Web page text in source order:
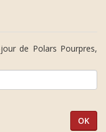
de Polars Pourpres,